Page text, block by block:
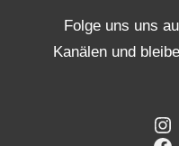
Folge uns uns
Kanälen und